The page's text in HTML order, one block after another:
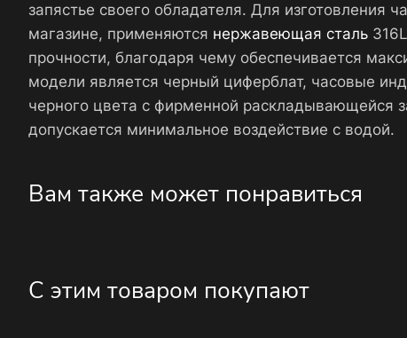
запястье своего обладателя. Для изготовления
магазине, применяются нержавеющая сталь
прочности, благодаря чему обеспечивается
модели является черный циферблат, часовые
черного цвета с фирменной раскладывающейся
допускается минимальное воздействие с водой.
Вам также может понравиться
С этим товаром покупают